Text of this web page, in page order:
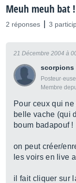
Meuh meuh bat !
2 réponses 3
scorpions
Membre
21 Décembre 2004 à
Pour ceux qui
belle vache (qui
boum badapouf !
on peut créer/
les voirs en live
il fait cliquer sur